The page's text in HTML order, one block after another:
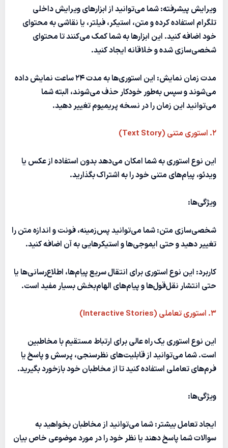
ویرایش پیشرفته:شما می‌توانید از ابزارهای ویرایش داخلی
تلگرام استفاده کرده و متن، استیکر، فیلتر، یا نقاشی به محتوای
خود اضافه کنید. این ابزارها به شما کمک می‌کنند تا محتوای
شخصی‌سازی شده و خلاقانه ایجاد کنید.
مدت زمان نمایش:
این استوری‌ها به مدت ۲۴ ساعت نمایش داده
می‌شوند و سپس به‌طور خودکار حذف می‌شوند، البته شما
می‌توانید این زمان را در نسخه پریمیوم تغییر دهید.
۲. استوری متنی (Text Story)
این نوع استوری به شما امکان می‌دهد بدون استفاده از عکس یا
ویدئو، پیام‌های متنی خود را به اشتراک بگذارید.
ویژگی‌ها:
شخصی‌سازی متن:شما می‌توانید پس‌زمینه، فونت و اندازه متن را
تغییر دهید و حتی ایموجی‌ها و استیکرهایی به آن اضافه کنید.
کاربرد: این نوع استوری برای انتقال سریع پیام‌ها، اطلاع‌رسانی‌ها یا
حتی انتشار نقل‌قول‌ها و پیام‌های الهام‌بخش بسیار مفید است.
۳. استوری تعاملی (Interactive Stories)
این نوع استوری یک راه عالی برای ارتباط مستقیم با مخاطبین
است. شما می‌توانید از قابلیت‌های نظرسنجی، پرسش و پاسخ یا
فرم‌های تعاملی استفاده کنید تا از مخاطبان خود بازخورد بگیرید.
ویژگی‌ها:
ایجاد تعامل بیشتر:شما می‌توانید از مخاطبان بخواهید به
سوالات شما پاسخ دهند یا نظر خود را در مورد موضوعی خاص بیان